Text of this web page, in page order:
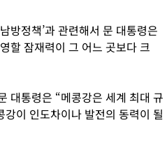
방정책’과 관련해서 문 대통령은
할 잠재력이 그 어느 곳보다 크
대통령은 “메콩강은 세계 최대 규
이 인도차이나 발전의 동력이 될